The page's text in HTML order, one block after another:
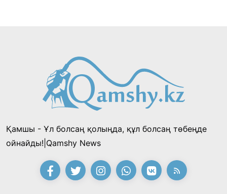
«Тектілер ту көтереді» байқауы өз
жеңімпаздарын анықтады
18:39, 23 Шілде 2026
Қонаев қаласының әкімі «Славян базары»
қабылдады
16:27, 23 Шілде 2026
Қамшы - Ұл болсаң қолыңда, құл болсаң төбеңде
ойнайды!|Qamshy News